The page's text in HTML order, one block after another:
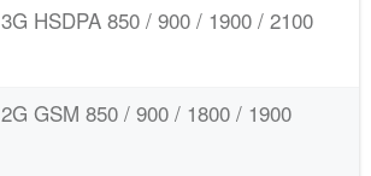
3G HSDPA 850 / 900 / 1900 / 2100
2G GSM 850 / 900 / 1800 / 1900